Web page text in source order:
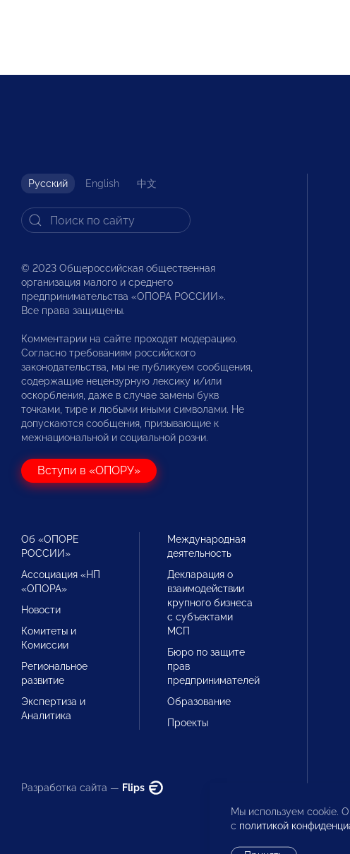
Русский English 中文
© 2023 Общероссийская общественная
организация малого и среднего
предпринимательства «ОПОРА РОССИИ».
Все права защищены.
Комментарии на сайте проходят модерацию.
Согласно требованиям российского
законодательства, мы не публикуем сообщения,
содержащие нецензурную лексику и/или
оскорбления, даже в случае замены букв
точками, тире и любыми иными символами. Не
допускаются сообщения, призывающие к
межнациональной и социальной розни.
Вступи в «ОПОРУ»
Об «ОПОРЕ
РОССИИ»
Ассоциация «НП
«ОПОРА»
Новости
Комитеты и
Комиссии
Региональное
развитие
Экспертиза и
Аналитика
Международная
деятельность
Декларация о
взаимодействии
крупного бизнеса
с субъектами
МСП
Бюро по защите
прав
предпринимателей
Образование
Проекты
Разработка сайта — Flips
Мы используем cookie.
с политикой